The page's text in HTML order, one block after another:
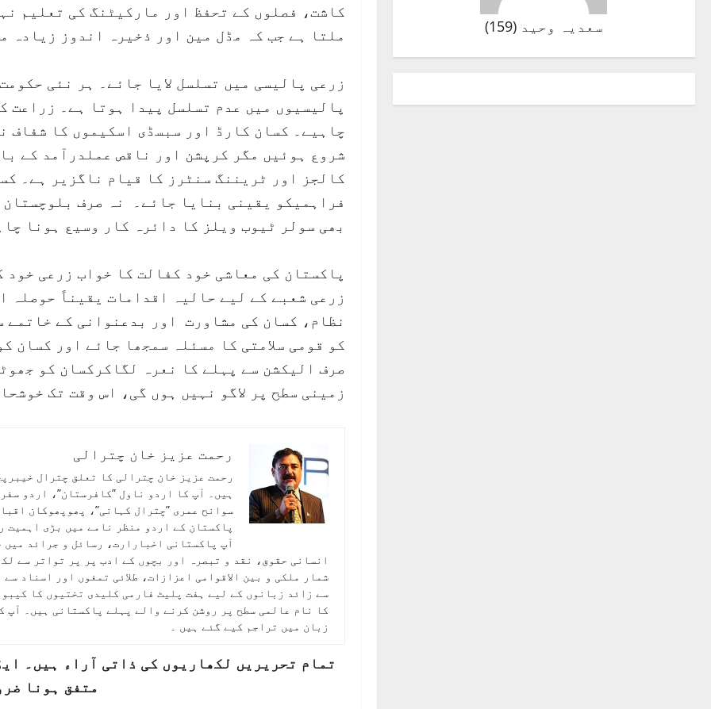
کاشت، فصلوں کے تحفظ اور مارکیٹنگ کی تعلیم
ملتا ہے جب کہ مڈل مین اور ذخیرہ اندوز زیادہ
زرعی پالیسی میں تسلسل لایا جائے۔ ہر نئی
پالیسیوں میں عدم تسلسل پیدا ہوتا ہے۔ زراعت
چاہیے۔ کسان کارڈ اور سبسڈی اسکیموں کا شفاف
شروع ہوئیں مگر کرپشن اور ناقص عملدرآمد کے
کالجز اور ٹریننگ سنٹرز کا قیام ناگزیر ہے۔
فراہمیکو یقینی بنایا جائے۔ نہ صرف
بھی سولر ٹیوب ویلز کا دائرہ کار وسیع ہونا
پاکستان کی معاشی خود کفالت کا خواب زرعی
زرعی شعبے کے لیے حالیہ اقدامات یقیناً
نظام، کسان کی مشاورت اور بدعنوانی کے
کو قومی سلامتی کا مسئلہ سمجھا جائے اور کسان
صرف الیکشن سے پہلے کا نعرہ لگاکرکسان کو
زمینی سطح پر لاگو نہیں ہوں گی، اس وقت تک
رحمت عزیز خان چترالی
رحمت عزیز خان چترالی کا تعلق چترال
ہیں۔ آپ کا اردو ناول ”کافرستان”، اردو
سوانح عمری ”چترال کہانی”، پھوپھوکان
پاکستان کے اردو منظر نامے میں بڑی
آپ پاکستانی اخبارارت، رسائل و جرائد
انسانی حقوق، نقد و تبصرہ اور بچوں کے ادب پر پر تواتر سے
شمار ملکی و بین الاقوامی اعزازات، طلائی تمغوں اور اسناد
سے زائد زبانوں کے لیے ہفت پلیٹ فارمی کلیدی تختیوں کا
کا نام عالمی سطح پر روشن کرنے والے پہلے پاکستانی ہیں۔
زبان میں تراجم کیے گئے ہیں ۔
تمام تحریریں لکھاریوں کی ذاتی آراء ہیں۔
متفق ہونا
سعدیہ وحید(
159
)